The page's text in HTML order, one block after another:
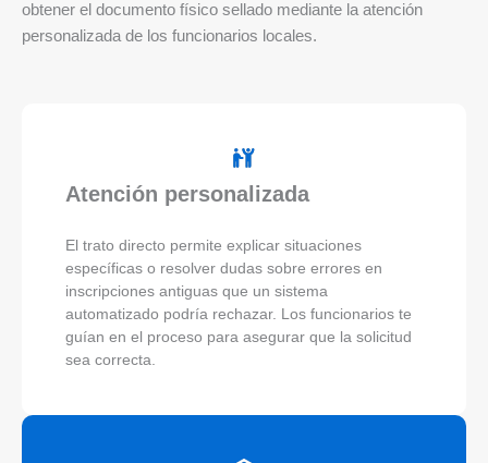
obtener el documento físico sellado mediante la atención
personalizada de los funcionarios locales.
Atención personalizada
El trato directo permite explicar situaciones
específicas o resolver dudas sobre errores en
inscripciones antiguas que un sistema
automatizado podría rechazar. Los funcionarios te
guían en el proceso para asegurar que la solicitud
sea correcta.